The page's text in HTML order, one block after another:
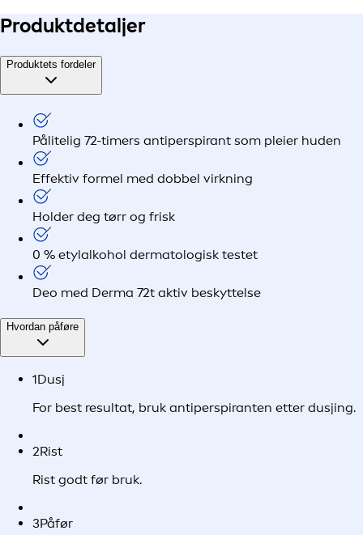
Produktdetaljer
Produktets fordeler
Pålitelig 72-timers antiperspirant som pleier huden
Effektiv formel med dobbel virkning
Holder deg tørr og frisk
0 % etylalkohol dermatologisk testet
Deo med Derma 72t aktiv beskyttelse
Hvordan påføre
1Dusj
For best resultat, bruk antiperspiranten etter dusjing.
2Rist
Rist godt før bruk.
3Påfør